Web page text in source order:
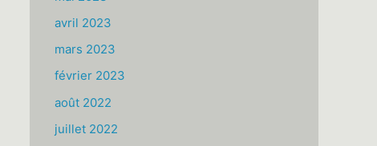
avril 2023
mars 2023
février 2023
août 2022
juillet 2022